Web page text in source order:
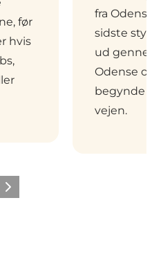
før
hvis
fra
sidste
ud
Odense
begynde
vejen.
Næste